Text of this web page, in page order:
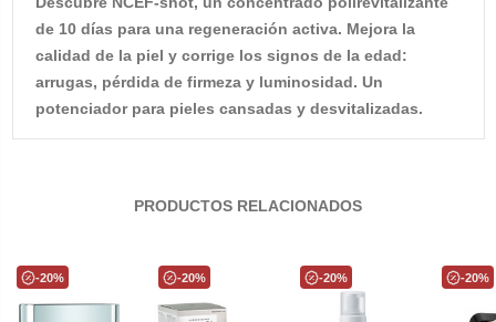
de 10 días para una regeneración activa. Mejora la
calidad de la piel y corrige los signos de la edad:
arrugas, pérdida de firmeza y luminosidad. Un
potenciador para pieles cansadas y desvitalizadas.
PRODUCTOS RELACIONADOS
-20% -20% -20% -20%